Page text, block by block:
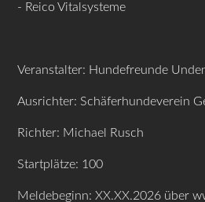
- Reico Vitalsysteme
Veranstalter: Hundefreunde
Ausrichter: Schäferhundeverein
Richter: Michael Rusch
Startplätze: 100
Meldebeginn: XX.XX.2026 über